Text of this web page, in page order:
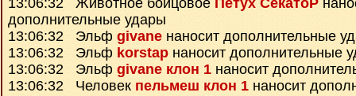
13:06:32 Животное бойцовое Петух СекатоР
дополнительные удары
13:06:32 Эльф givane наносит дополнительные
13:06:32 Эльф korstap наносит дополнительные
13:06:32 Эльф givane клон 1 наносит
13:06:32 Человек пельмеш клон 1 наносит